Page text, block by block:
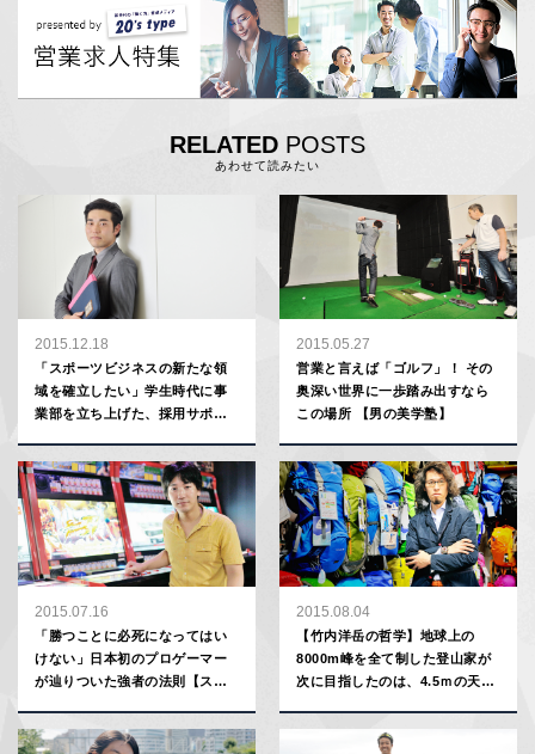
RELATED POSTS
あわせて読みたい
2015.12.18
「スポーツビジネスの新たな領
域を確立したい」学生時代に事
業部を立ち上げた、採用サポー
2015.05.27
営業と言えば「ゴルフ」！ その
奥深い世界に一歩踏み出すなら
この場所 【男の美学塾】
2015.07.16
「勝つことに必死になってはい
けない」日本初のプロゲーマー
が辿りついた強者の法則【スポ
2015.08.04
【竹内洋岳の哲学】地球上の
8000m峰を全て制した登山家が
次に目指したのは、4.5ｍの天保